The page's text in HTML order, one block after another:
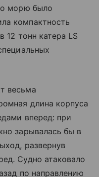
морю было
компактность
12 тонн катера LS
весьма
длина корпуса
вперед: при
зарывалась бы в
развернув
Судно атаковало
по направлению